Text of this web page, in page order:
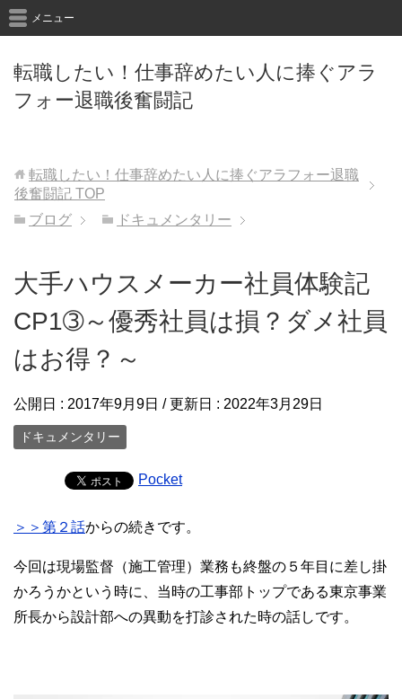
転職したい！仕事辞めたい人に捧ぐアラ
フォー退職後奮闘記
メニュー
転職したい！仕事辞めたい人に捧ぐアラフォー退職
後奮闘記 TOP
ブログ
ドキュメンタリー
大手ハウスメーカー社員体験記
CP1➂～優秀社員は損？ダメ社員
はお得？～
公開日 : 2017年9月9日 / 更新日 : 2022年3月29日
ドキュメンタリー
Pocket
＞＞第２話からの続きです。
今回は現場監督（施工管理）業務も終盤の５年目に差し掛
かろうかという時に、当時の工事部トップである東京事業
所長から設計部への異動を打診された時の話しです。